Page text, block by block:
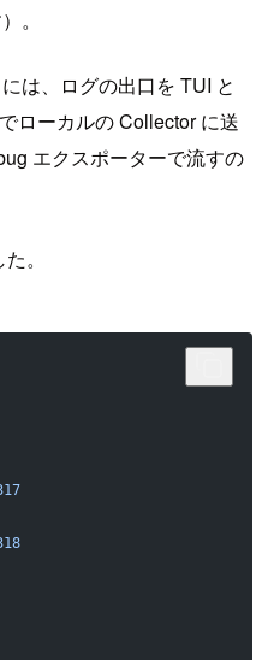
。
は、ログの出口を TUI と
ローカルの Collector に送
エクスポーターで流すの
。